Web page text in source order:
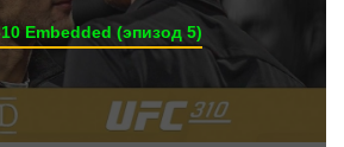
Embedded (эпизод 5)